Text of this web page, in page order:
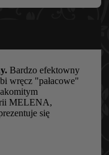
Bardzo efektowny
wręcz "pałacowe"
MELENA,
się